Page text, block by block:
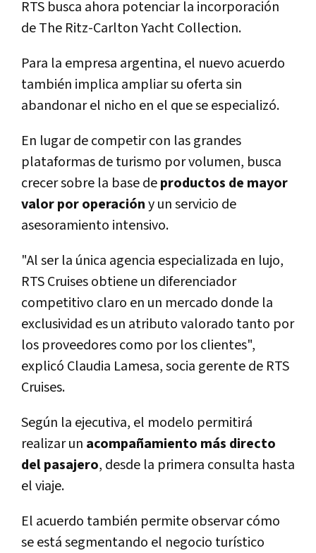
RTS busca ahora potenciar la incorporación
de The Ritz-Carlton Yacht Collection.
Para la empresa argentina, el nuevo acuerdo
también implica ampliar su oferta sin
abandonar el nicho en el que se especializó.
En lugar de competir con las grandes
plataformas de turismo por volumen, busca
crecer sobre la base deproductos de mayor
valor por operacióny un servicio de
asesoramiento intensivo.
"Al ser la única agencia especializada en lujo,
RTS Cruises obtiene un diferenciador
competitivo claro en un mercado donde la
exclusividad es un atributo valorado tanto por
los proveedores como por los clientes",
explicó Claudia Lamesa, socia gerente de RTS
Cruises.
Según la ejecutiva, el modelo permitirá
realizar un acompañamiento más directo
del pasajero, desde la primera consulta hasta
el viaje.
El acuerdo también permite observar cómo
se está segmentando el negocio turístico